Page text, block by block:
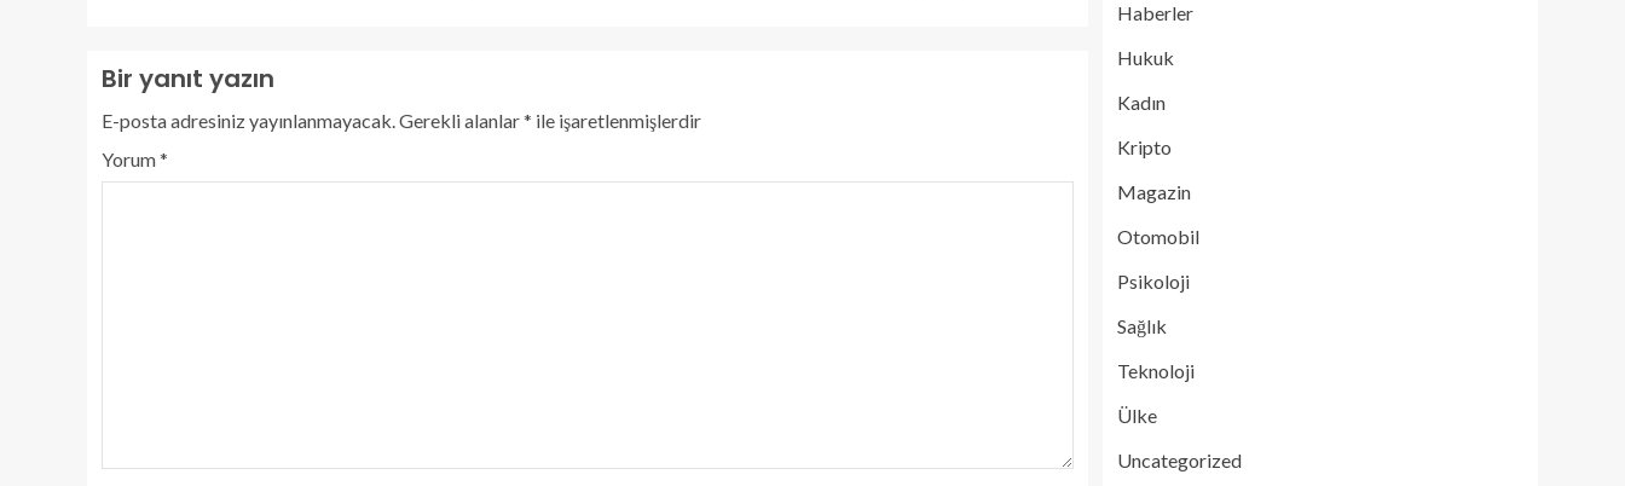
Bir yanıt yazın
E-posta adresiniz yayınlanmayacak.Gerekli alanlar* ile işaretlenmişlerdir
Yorum*
Haberler
Hukuk
Kadın
Kripto
Magazin
Otomobil
Psikoloji
Sağlık
Teknoloji
Ülke
Uncategorized